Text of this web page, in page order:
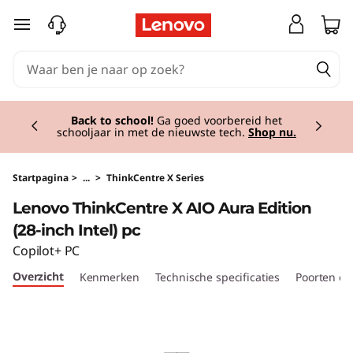
T
k
C
e
n
Ga naar de hoofdinhoud
Back to school! Ga goed voorbereid het
schooljaar in met de nieuwste tech. Shop nu.
Startpagina > ... > ThinkCentre X Series
Lenovo ThinkCentre X AIO Aura Edition
(28-inch Intel) pc
Copilot+ PC
Overzicht Kenmerken Technische specificaties Poorten